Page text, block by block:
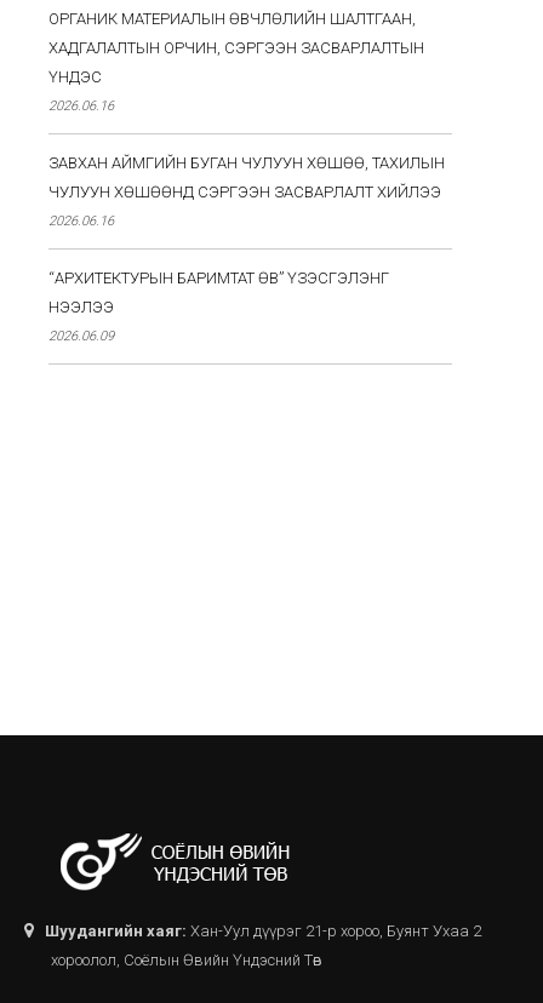
ОРГАНИК МАТЕРИАЛЫН ӨВЧЛӨЛИЙН ШАЛТГААН,
ХАДГАЛАЛТЫН ОРЧИН, СЭРГЭЭН ЗАСВАРЛАЛТЫН
ҮНДЭС
2026.06.16
ЗАВХАН АЙМГИЙН БУГАН ЧУЛУУН ХӨШӨӨ, ТАХИЛЫН
ЧУЛУУН ХӨШӨӨНД СЭРГЭЭН ЗАСВАРЛАЛТ ХИЙЛЭЭ
2026.06.16
“АРХИТЕКТУРЫН БАРИМТАТ ӨВ” ҮЗЭСГЭЛЭНГ
НЭЭЛЭЭ
2026.06.09
Шуудангийн хаяг: Хан-Уул дүүрэг 21-р хороо, Буянт Ухаа 2
хороолол, Соёлын Өвийн Үндэсний Төв